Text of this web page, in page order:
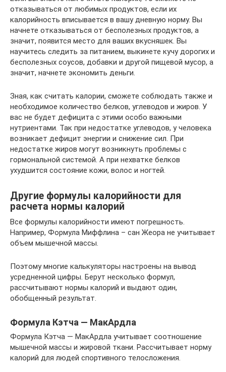
отказываться от любимых продуктов, если их
калорийность вписывается в вашу дневную норму. Вы
начнете отказываться от бесполезных продуктов, а
значит, появится место для ваших вкусняшек. Вы
научитесь следить за питанием, выкинете кучу дорогих и
бесполезных соусов, добавки и другой пищевой мусор, а
значит, начнете экономить деньги.
Зная, как считать калории, сможете соблюдать также и
необходимое количество белков, углеводов и жиров. У
вас не будет дефицита с этими особо важными
нутриентами. Так при недостатке углеводов, у человека
возникает дефицит энергии и снижение сил. При
недостатке жиров могут возникнуть проблемы с
гормональной системой. А при нехватке белков
ухудшится состояние кожи, волос и ногтей.
Другие формулы калорийности для
расчета нормы калорий
Все формулы калорийности имеют погрешность.
Например, Формула Миффлина – сан Жеора не учитывает
объем мышечной массы.
Поэтому многие калькуляторы настроены на вывод
усредненной цифры. Берут несколько формул,
рассчитывают нормы калорий и выдают один,
обобщенный результат.
Формула Кэтча — МакАрдла
Формула Кэтча — МакАрдла учитывает соотношение
мышечной массы и жировой ткани. Рассчитывает норму
калорий для людей спортивного телосложения.